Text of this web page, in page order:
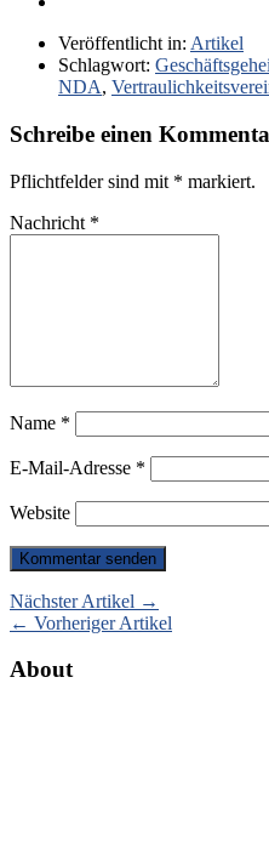
Veröffentlicht in: Artikel
Schlagwort:
NDA,
Schreibe einen
Pflichtfelder sind mit * markiert.
Nachricht *
Name *
E-Mail-Adresse *
Website
Nächster Artikel →
← Vorheriger Artikel
About